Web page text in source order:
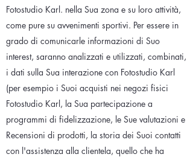
Fotostudio Karl. nella Sua zona e su loro attività,
come pure su avvenimenti sportivi. Per essere in
grado di comunicarle informazioni di Suo
interest, saranno analizzati e utilizzati, combinati,
i dati sulla Sua interazione con Fotostudio Karl
(per esempio i Suoi acquisti nei negozi fisici
Fotostudio Karl, la Sua partecipazione a
programmi di fidelizzazione, le Sue valutazioni e
Recensioni di prodotti, la storia dei Suoi contatti
con l'assistenza alla clientela, quello che ha